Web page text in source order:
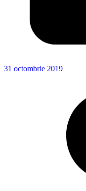
31 octombrie 2019